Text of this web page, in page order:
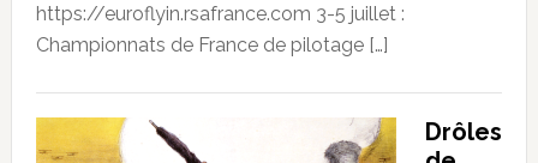
https://euroflyin.rsafrance.com 3-5 juillet :
Championnats de France de pilotage […]
Drôles